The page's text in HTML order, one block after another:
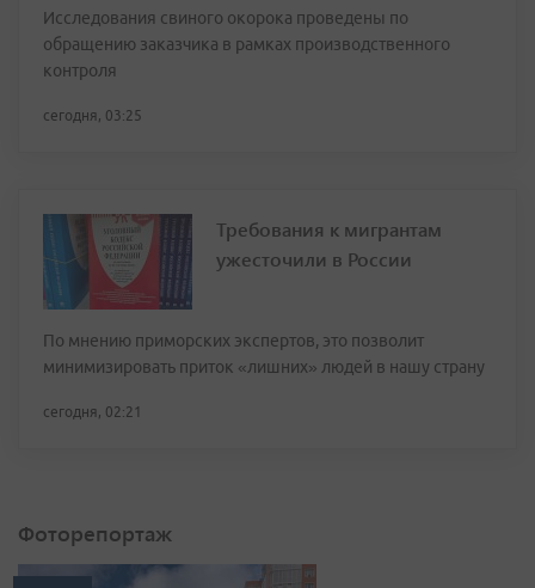
Исследования свиного окорока проведены по
обращению заказчика в рамках производственного
контроля
сегодня, 03:25
Требования к мигрантам
ужесточили в России
По мнению приморских экспертов, это позволит
минимизировать приток «лишних» людей в нашу страну
сегодня, 02:21
Фоторепортаж